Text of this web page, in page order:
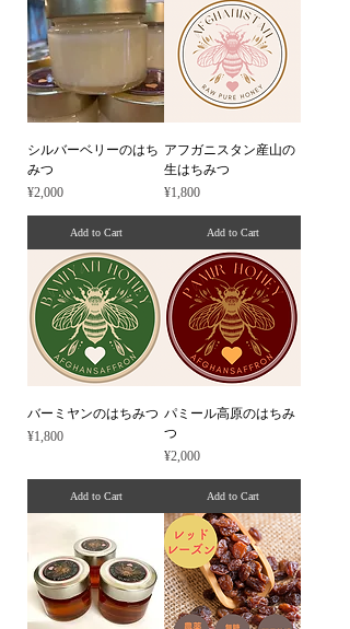
シルバーベリーのはち
みつ
Price
¥2,000
Add to Cart
アフガニスタン産山の
生はちみつ
Price
¥1,800
Add to Cart
バーミヤンのはちみつ
Price
¥1,800
Add to Cart
パミール高原のはちみ
つ
Price
¥2,000
Add to Cart